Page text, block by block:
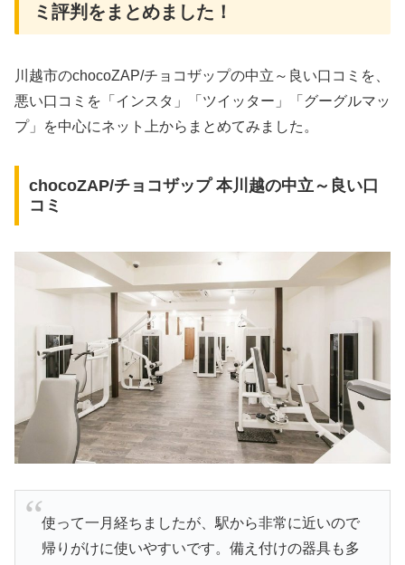
ミ評判をまとめました！
川越市のchocoZAP/チョコザップの中立～良い口コミを、
悪い口コミを「インスタ」「ツイッター」「グーグルマッ
プ」を中心にネット上からまとめてみました。
chocoZAP/チョコザップ 本川越の中立～良い口
コミ
使って一月経ちましたが、駅から非常に近いので
帰りがけに使いやすいです。備え付けの器具も多